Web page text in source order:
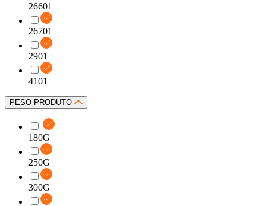
26601
26701
2901
4101
PESO PRODUTO
180G
250G
300G